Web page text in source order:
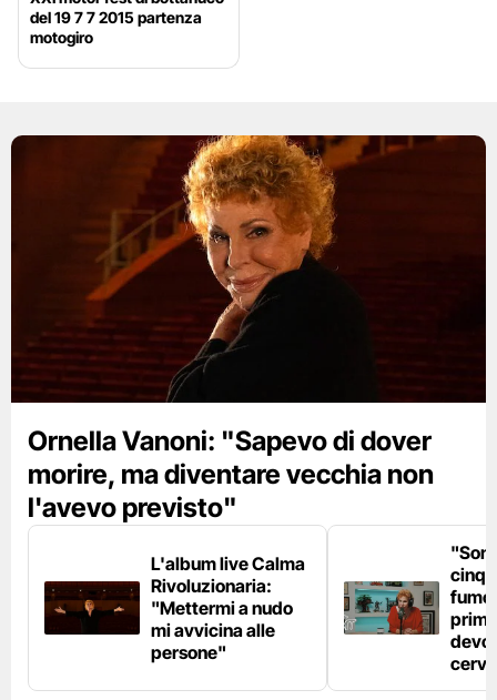
del 19 7 7 2015 partenza
motogiro
Ornella Vanoni: "Sapevo di dover
morire, ma diventare vecchia non
l'avevo previsto"
L'album live Calma
Rivoluzionaria:
"Mettermi a nudo
mi avvicina alle
persone"
fumo
devo